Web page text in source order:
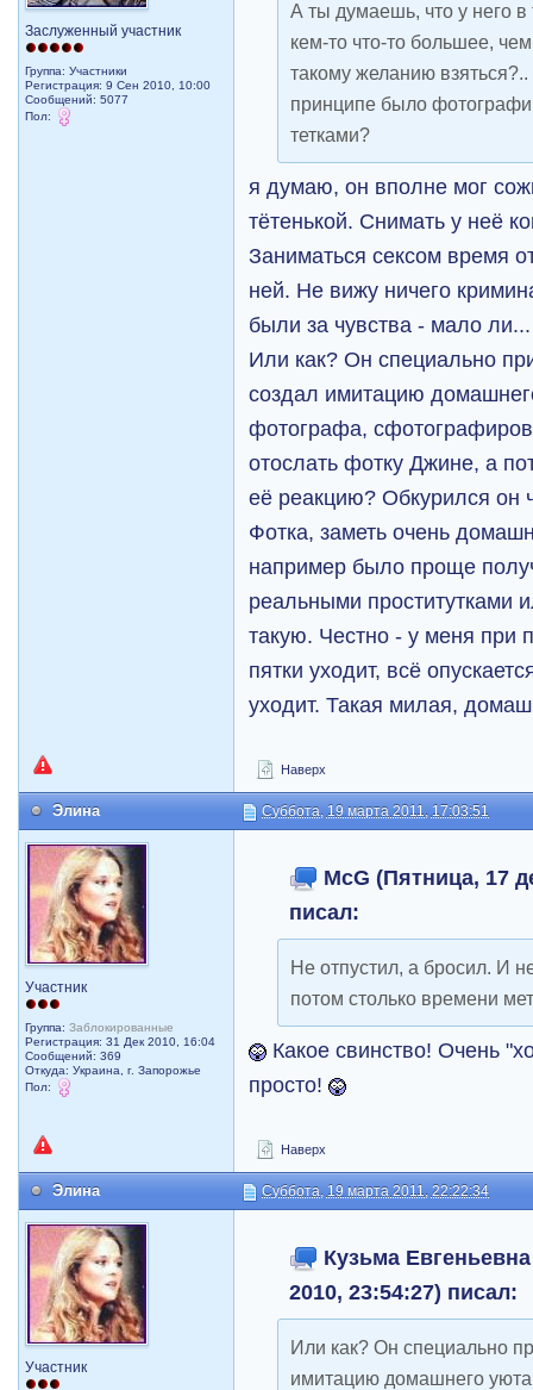
Заслуженный участник
Группа: Участники
Регистрация: 9 Сен 2010, 10:00
Сообщений: 5077
Пол:
А ты думаешь, что у него
кем-то что-то большее,
такому желанию
принципе было
тетками?
я думаю, он вполне мог
тётенькой. Снимать у неё
Заниматься сексом время
ней. Не вижу ничего
были за чувства - мало ли...
Или как? Он специально
создал имитацию
фотографа,
отослать фотку Джине, а
её реакцию? Обкурился он
Фотка, заметь очень
например было проще
реальными проститутками
такую. Честно - у меня при
пятки уходит, всё
уходит. Такая милая,
Наверх
Элина Суббота, 19 марта 2011, 17:03:51
Участник
Группа:Заблокированные
Регистрация: 31 Дек 2010, 16:04
Сообщений: 369
Откуда: Украина, г. Запорожье
Пол:
McG (Пятница, 17
писал:
Не отпустил, а бросил. И
потом столько времени
Какое свинство! Очень
просто!
Наверх
Элина Суббота, 19 марта 2011, 22:22:34
Участник
Кузьма
2010, 23:54:27) писал:
Или как? Он специально
имитацию домашнего